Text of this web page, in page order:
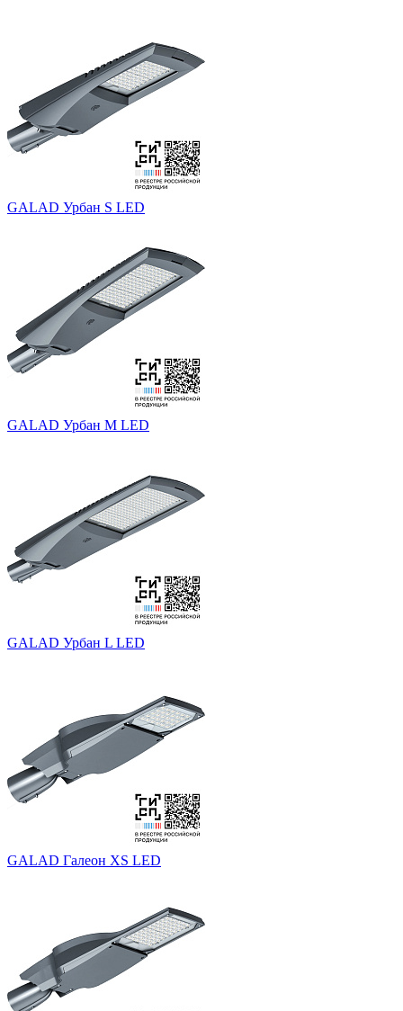
GALAD Урбан S LED
GALAD Урбан M LED
GALAD Урбан L LED
GALAD Галеон XS LED